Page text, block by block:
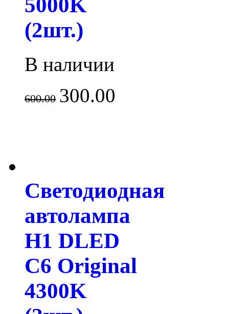
(2шт.)
В наличии
600.00 300.00
Светодиодная
автолампа
H1 DLED
C6 Original
4300K